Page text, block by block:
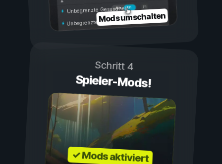
Ein
Aus
Unbegrenzte Gesundheit
Unbegrenzte AusdauerMods umschalten
Schritt 4
Spieler-Mods!
✓ Mods aktiviert